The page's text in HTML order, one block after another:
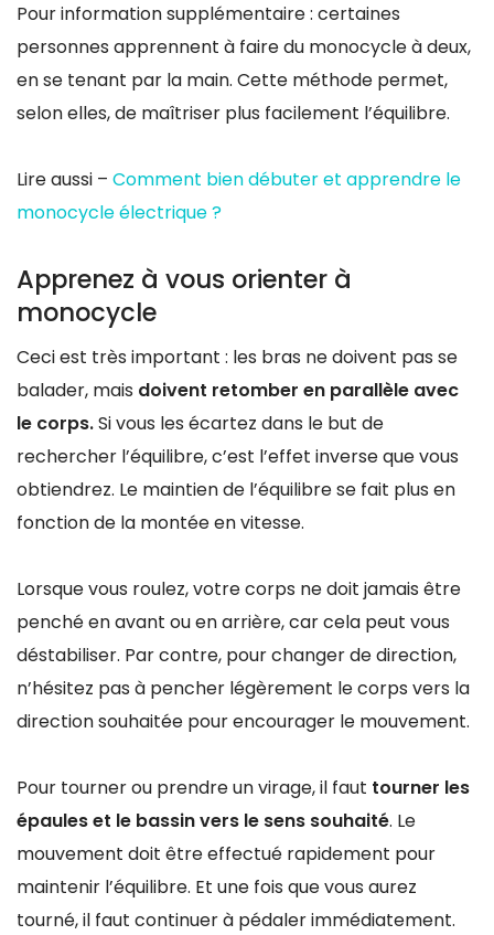
Pour information supplémentaire : certaines
personnes apprennent à faire du monocycle à deux,
en se tenant par la main. Cette méthode permet,
selon elles, de maîtriser plus facilement l’équilibre.
Lire aussi – Comment bien débuter et apprendre le
monocycle électrique ?
Apprenez à vous orienter à
monocycle
Ceci est très important : les bras ne doivent pas se
balader, mais doivent retomber en parallèle avec
le corps.Si vous les écartez dans le but de
rechercher l’équilibre, c’est l’effet inverse que vous
obtiendrez. Le maintien de l’équilibre se fait plus en
fonction de la montée en vitesse.
Lorsque vous roulez, votre corps ne doit jamais être
penché en avant ou en arrière, car cela peut vous
déstabiliser. Par contre, pour changer de direction,
n’hésitez pas à pencher légèrement le corps vers la
direction souhaitée pour encourager le mouvement.
Pour tourner ou prendre un virage, il faut tourner les
épaules et le bassin vers le sens souhaité. Le
mouvement doit être effectué rapidement pour
maintenir l’équilibre. Et une fois que vous aurez
tourné, il faut continuer à pédaler immédiatement.